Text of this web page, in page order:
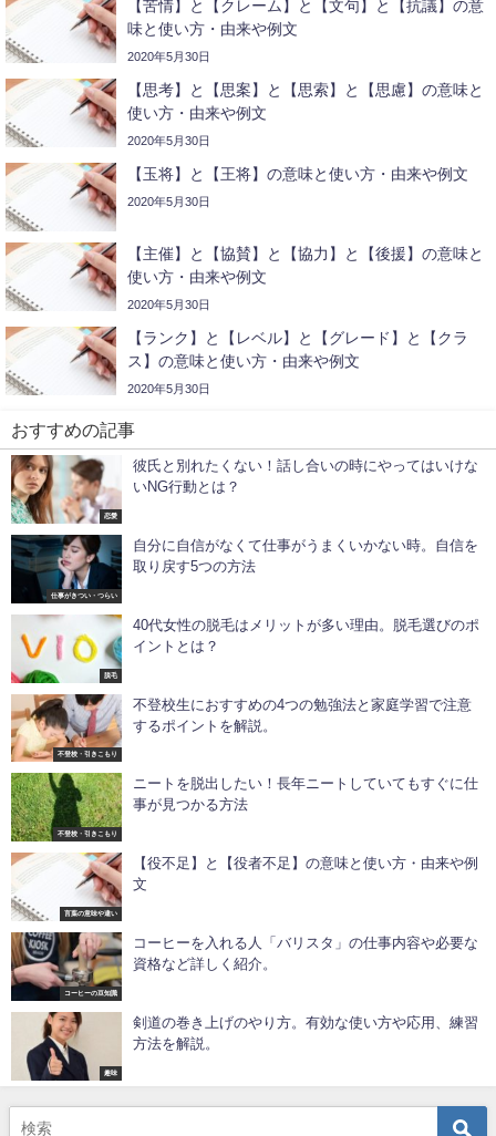
【苦情】と【クレーム】と【文句】と【抗議】の意
味と使い方・由来や例文
2020年5月30日
【思考】と【思案】と【思索】と【思慮】の意味と
使い方・由来や例文
2020年5月30日
【玉将】と【王将】の意味と使い方・由来や例文
2020年5月30日
【主催】と【協賛】と【協力】と【後援】の意味と
使い方・由来や例文
2020年5月30日
【ランク】と【レベル】と【グレード】と【クラ
ス】の意味と使い方・由来や例文
2020年5月30日
おすすめの記事
恋愛
彼氏と別れたくない！話し合いの時にやってはいけな
いNG行動とは？
仕事がきつい・つらい
自分に自信がなくて仕事がうまくいかない時。自信を
取り戻す5つの方法
脱毛
40代女性の脱毛はメリットが多い理由。脱毛選びのポ
イントとは？
不登校・引きこもり
不登校生におすすめの4つの勉強法と家庭学習で注意
するポイントを解説。
不登校・引きこもり
ニートを脱出したい！長年ニートしていてもすぐに仕
事が見つかる方法
言葉の意味や違い
【役不足】と【役者不足】の意味と使い方・由来や例
文
コーヒーの豆知識
コーヒーを入れる人「バリスタ」の仕事内容や必要な
資格など詳しく紹介。
趣味
剣道の巻き上げのやり方。有効な使い方や応用、練習
方法を解説。